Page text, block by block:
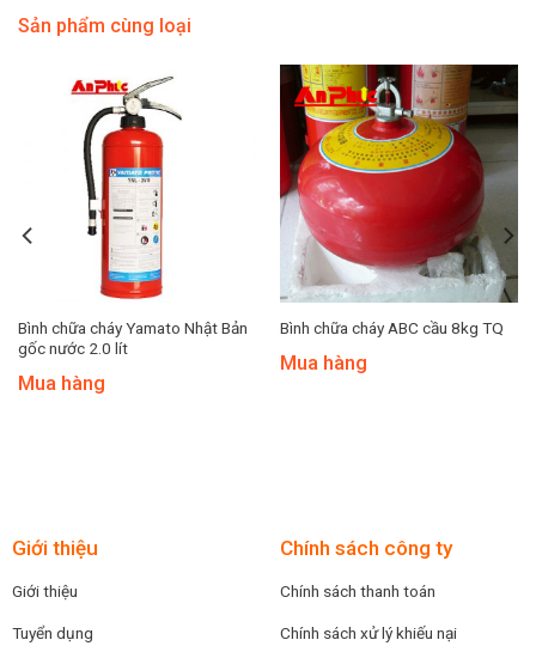
Sản phẩm cùng loại
Bình chữa cháy Yamato Nhật Bản
gốc nước 2.0 lít
Mua hàng
Bình chữa cháy ABC cầu 8kg TQ
Mua hàng
Giới thiệu
Giới thiệu
Tuyển dụng
Chính sách công ty
Chính sách thanh toán
Chính sách xử lý khiếu nại